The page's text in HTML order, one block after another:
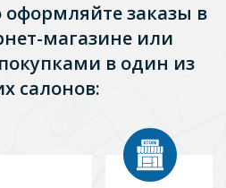
заказы в
магазине или
в один из
салонов: